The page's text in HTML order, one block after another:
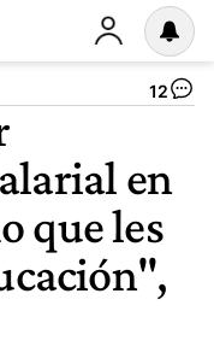
12
en
que les